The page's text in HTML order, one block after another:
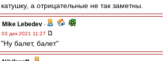
катушку, а отрицательные не так заметны.
Mike Lebedev -
03 дек 2021 11:27
"Ну балет, балет"